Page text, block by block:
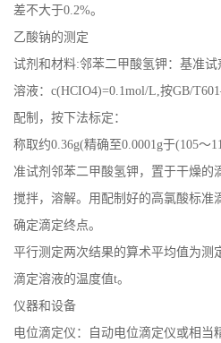
线
留
EN
差不大于0.2%。
乙酸钠的测定
试剂和材料:邻苯二甲酸氢钾：基准
溶液：c(HCIO4)=0.1mol/L,按GB/
配制，按下法标定：
称取约0.36g(精确至0.0001g于(105
准试剂邻苯二甲酸氢钾，置于干燥的
搅拌，溶解。用配制好的高氯酸标准
确定滴定终点。
平行测定两次结果的算术平均值为测
滴定溶液的温度值t。
仪器和设备
电位滴定仪：自动电位滴定仪或相当